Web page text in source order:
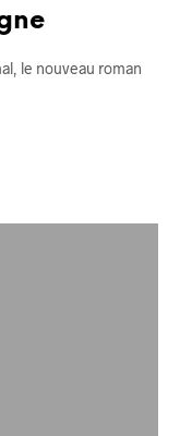
le nouveau roman